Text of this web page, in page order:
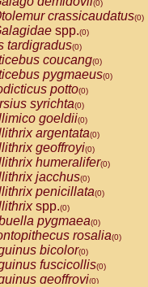
(0)
crassicaudatus(0)
spp.(0)
tardigradus(0)
coucang(0)
pygmaeus(0)
potto(0)
syrichta(0)
goeldii(0)
argentata(0)
geoffroyi(0)
humeralifer(0)
jacchus(0)
penicillata(0)
spp.(0)
pygmaea(0)
rosalia(0)
bicolor(0)
fuscicollis(0)
geoffroyi(0)